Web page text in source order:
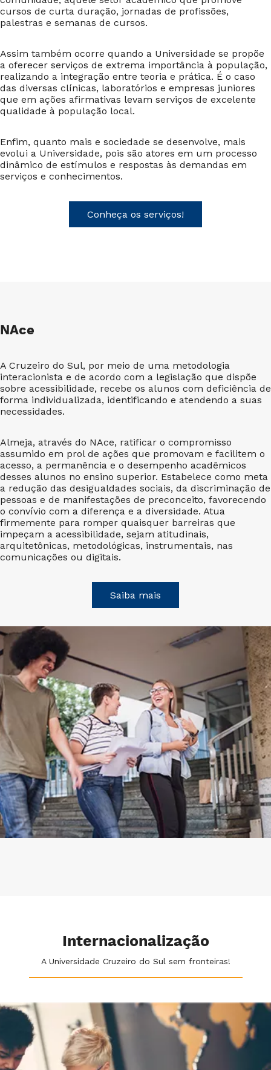
cursos de curta duração, jornadas de profissões,
palestras e semanas de cursos.
Assim também ocorre quando a Universidade se propõe
a oferecer serviços de extrema importância à população,
realizando a integração entre teoria e prática. É o caso
das diversas clínicas, laboratórios e empresas juniores
que em ações afirmativas levam serviços de excelente
qualidade à população local.
Enfim, quanto mais e sociedade se desenvolve, mais
evolui a Universidade, pois são atores em um processo
dinâmico de estímulos e respostas às demandas em
serviços e conhecimentos.
Conheça os serviços!
NAce
A Cruzeiro do Sul, por meio de uma metodologia
interacionista e de acordo com a legislação que dispõe
sobre acessibilidade, recebe os alunos com deficiência de
forma individualizada, identificando e atendendo a suas
necessidades.
Almeja, através do NAce, ratificar o compromisso
assumido em prol de ações que promovam e facilitem o
acesso, a permanência e o desempenho acadêmicos
desses alunos no ensino superior. Estabelece como meta
a redução das desigualdades sociais, da discriminação de
pessoas e de manifestações de preconceito, favorecendo
o convívio com a diferença e a diversidade. Atua
firmemente para romper quaisquer barreiras que
impeçam a acessibilidade, sejam atitudinais,
arquitetônicas, metodológicas, instrumentais, nas
comunicações ou digitais.
Saiba mais
Internacionalização
A Universidade Cruzeiro do Sul sem fronteiras!